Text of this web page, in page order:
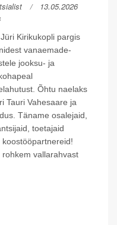
13.05.2026
Kirikukopli pargis
vanaemade-
jooksu- ja
Õhtu naelaks
Tauri Vahesaare ja
Täname osalejaid,
toetajaid
vallarahvast